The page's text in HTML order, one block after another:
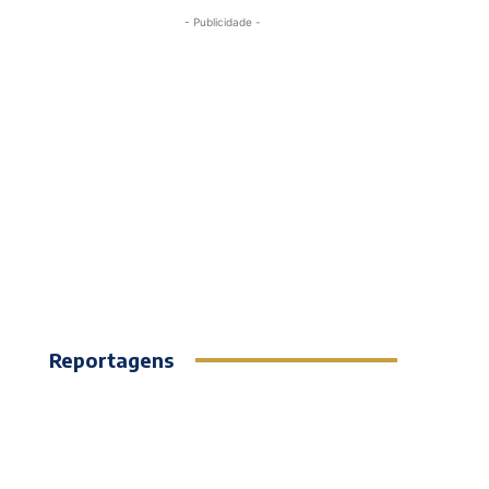
- Publicidade -
Reportagens